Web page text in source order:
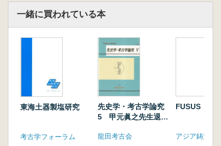
一緒に買われている本
東海土器製塩研究
考古学フォーラム
先史学・考古学論究
5 甲元眞之先生退任
龍田考古会
FUSUS 2号
アジア鋳造技